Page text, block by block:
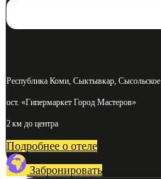
Республика Коми, Сыктывкар,
ост. «Гипермаркет Город Мастеров»
2 км до центра
Подробнее о отеле
Забронировать